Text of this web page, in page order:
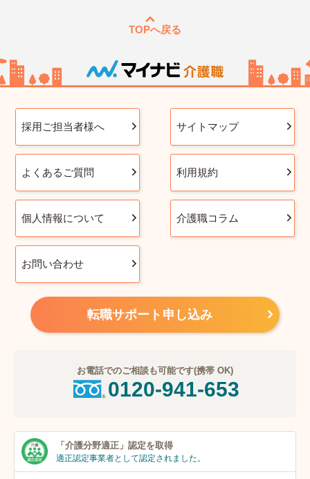
TOPへ戻る
採用ご担当者様へ サイトマップ
よくあるご質問 利用規約
個人情報について 介護職コラム
お問い合わせ
転職サポート申し込み
お電話でのご相談も可能です(携帯 OK)
0120-941-653
「介護分野適正」 認定を取得
適正認定事業者として認定されました。